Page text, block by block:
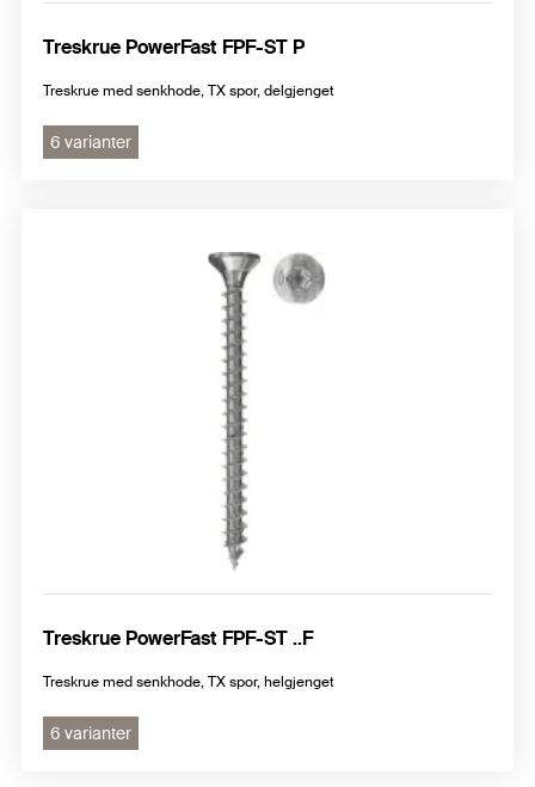
Treskrue PowerFast FPF-ST P
Treskrue med senkhode, TX spor, delgjenget
6 varianter
Treskrue PowerFast FPF-ST ..F
Treskrue med senkhode, TX spor, helgjenget
6 varianter